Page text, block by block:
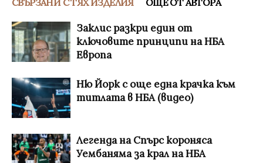
СВЪРЗАНИ С ТЯХ ИЗДЕЛИЯ ОЩЕ ОТ АВТОРА
Заклис разкри един от
ключовите принципи на НБА
Европа
Ню Йорк с още една крачка към
титлата в НБА (видео)
Легенда на Спърс короняса
Уембаняма за крал на НБА